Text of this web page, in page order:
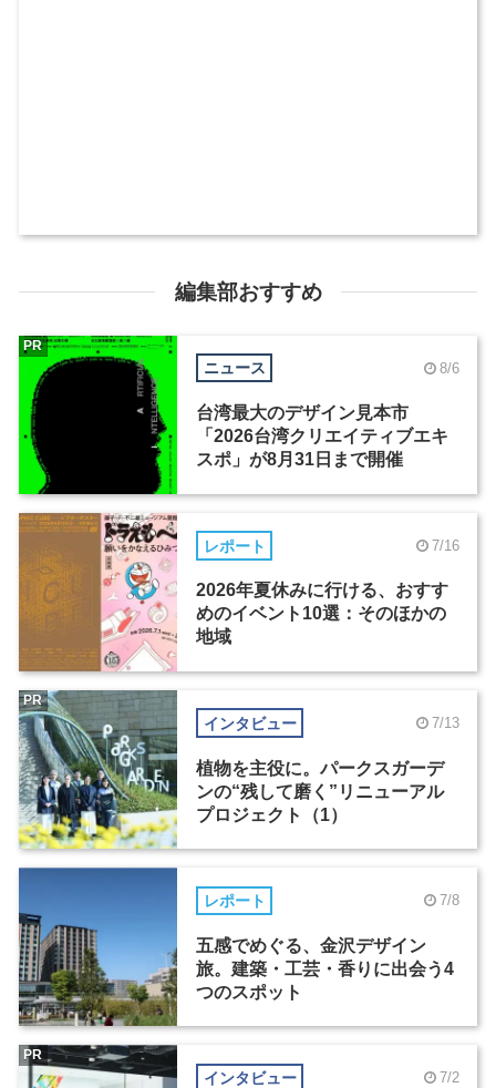
編集部おすすめ
ニュース 8/6
台湾最大のデザイン見本市
「2026台湾クリエイティブエキ
スポ」が8月31日まで開催
PR
レポート 7/16
2026年夏休みに行ける、おすす
めのイベント10選：そのほかの
地域
インタビュー 7/13
植物を主役に。パークスガーデ
ンの“残して磨く”リニューアル
プロジェクト（1）
PR
レポート 7/8
五感でめぐる、金沢デザイン
旅。建築・工芸・香りに出会う4
つのスポット
インタビュー 7/2
PR